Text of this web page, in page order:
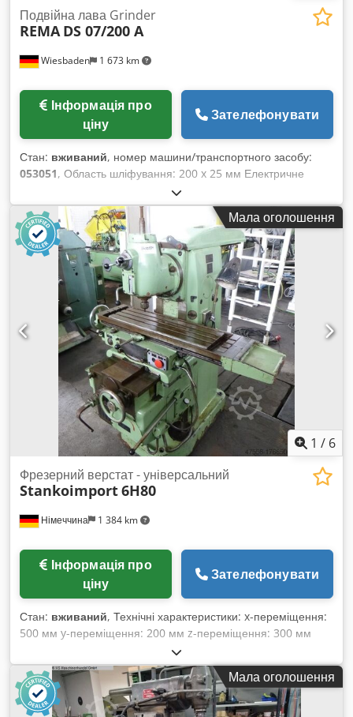
Wiesbaden 1 673 km
Подвійна лава Grinder
REMA DS 07/200 A
ціну
Зателефонувати
Стан: вживаний, номер машини/транспортного засобу:
053051, Область шліфування: 200 x 25 мм Електричне
підключення: 380 В, 0,5 кВт Необхідний простір: 550 x 450 x
1100 мм Вага: 95 кг Csdpfx Apobfp Ixjmjha
Мала оголошення
1 / 6
Німеччина 1 384 km
Фрезерний верстат - універсальний
Stankoimport6H80
ціну
Зателефонувати
Стан: вживаний, Технічні характеристики: x-переміщення:
500 мм y-переміщення: 200 мм z-переміщення: 300 мм
Кріплення шпинделя ISO: MK 4 Вертикальний хід пінолі: 60
мм Голова шпинделя нахиляється вліво і вправо: 45°
Відстань від носика шпинделя до монтажної поверхні (мін./
макс.): 50 / 350 мм (вертикально) Виліт (вертикально): 250
Мала оголошення